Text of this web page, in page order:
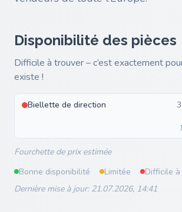
Disponibilité des pièces
Difficile à trouver – c’est exactement
existe !
Biellette de direction
Fourchette de prix estimée
Bonne disponibilité
Limitée
Difficile
Dernière mise à jour: 21.07.2026, 14:41